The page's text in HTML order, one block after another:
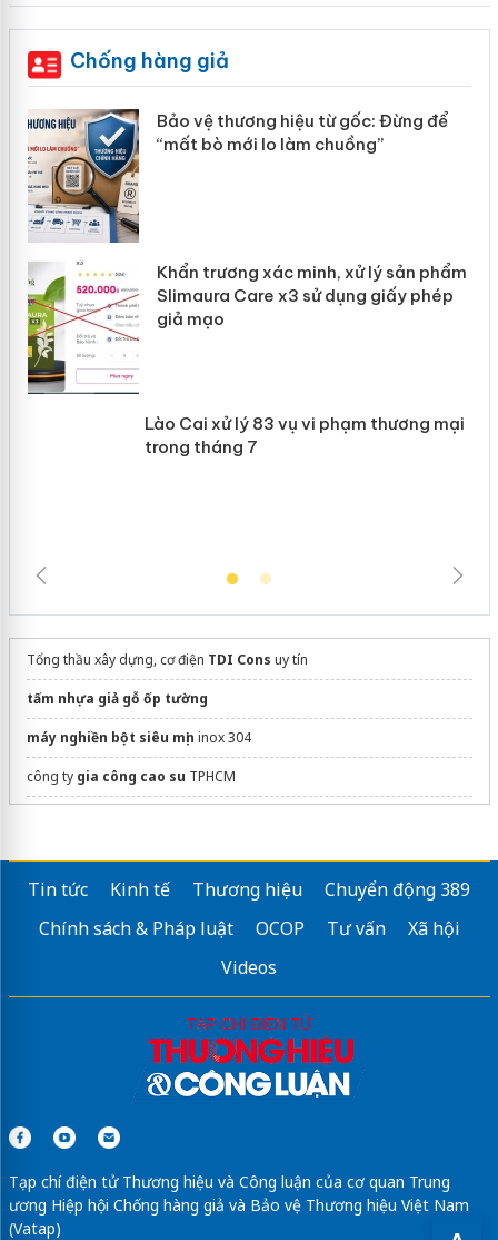
Chống hàng giả
Bảo vệ thương hiệu từ gốc: Đừng để
“mất bò mới lo làm chuồng”
Khẩn trương xác minh, xử lý sản phẩm
Slimaura Care x3 sử dụng giấy phép
giả mạo
Lào Cai xử lý 83 vụ vi phạm thương
mại trong tháng 7
Tổng thầu xây dựng, cơ điện TDI Cons uy tín
tấm nhựa giả gỗ ốp tường
máy nghiền bột siêu mịn inox 304
công ty gia công cao su TPHCM
Giá lắpcổng xếp nhôm hợp kim
Tư vấnhệ thống giữ xe tự động
Sửa máy rửa bát bosch
Tin tức Kinh tế Thương hiệu
Chuyển động 389
Chính sách & Pháp luật
OCOP Tư vấn
Xã hội
Videos
Tạp chí điện tử Thương hiệu và Công luận của cơ quan Trung
ương Hiệp hội Chống hàng giả và Bảo vệ Thương hiệu Việt Nam
(Vatap)